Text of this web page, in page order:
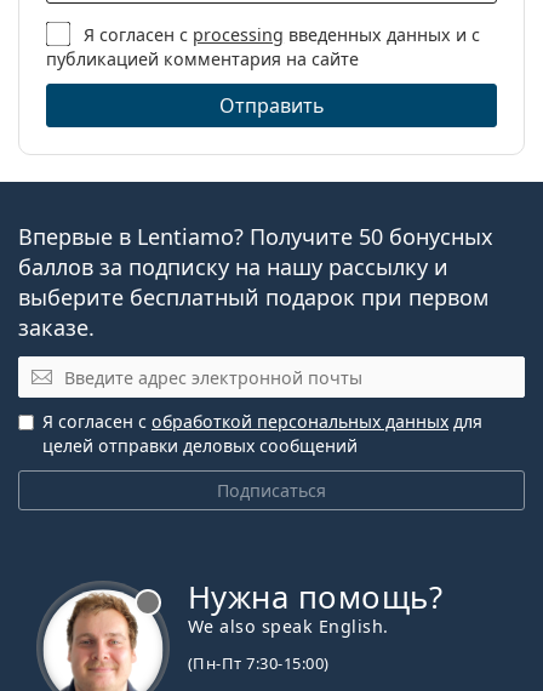
Я согласен с processing введенных данных и с
публикацией комментария на сайте
Отправить
Впервые в Lentiamo? Получите 50 бонусных
баллов за подписку на нашу рассылку и
выберите бесплатный подарок при первом
заказе.
Эл. почта
Подписаться
Я согласен с обработкой персональных данных для
целей отправки деловых сообщений
Нужна помощь?
We also speak English.
(Пн-Пт 7:30-15:00)